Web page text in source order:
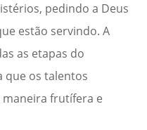
pedindo a Deus
estão servindo. A
as etapas do
que os talentos
frutífera e